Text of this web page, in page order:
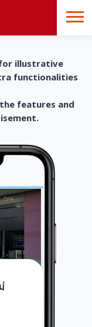
illustrative
functionalities
features and